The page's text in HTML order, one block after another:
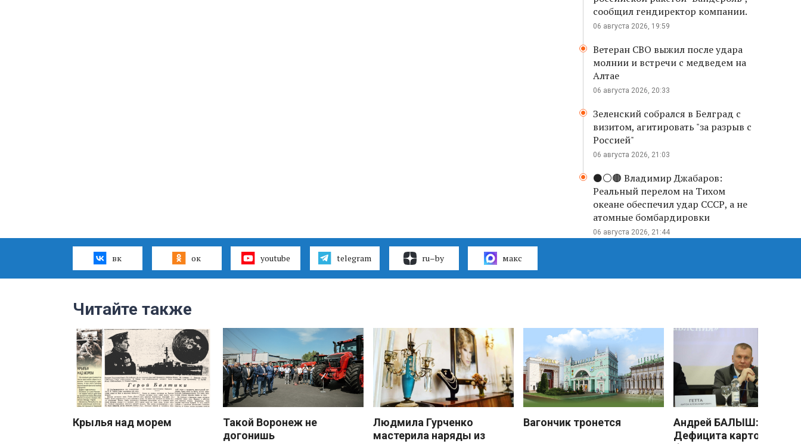
сообщил гендиректор компании.
06 августа 2026, 19:59
Ветеран СВО выжил после удара
молнии и встречи с медведем на
Алтае
06 августа 2026, 20:33
Зеленский собрался в Белград с
визитом, агитировать "за разрыв с
Россией"
06 августа 2026, 21:03
⚫️⚪️🟤 Владимир Джабаров:
Реальный перелом на Тихом
океане обеспечил удар СССР, а не
атомные бомбардировки
06 августа 2026, 21:44
вк ок youtube telegram ru–by макс
Читайте также
Крылья над морем
Такой Воронеж не
догонишь
Людмила Гурченко
мастерила наряды из
Вагончик тронется
Андрей БАЛЫШ:
Дефицита картофеля не